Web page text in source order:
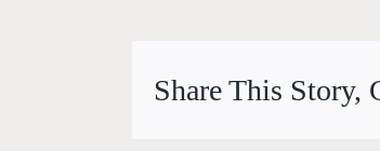
Share This Story,